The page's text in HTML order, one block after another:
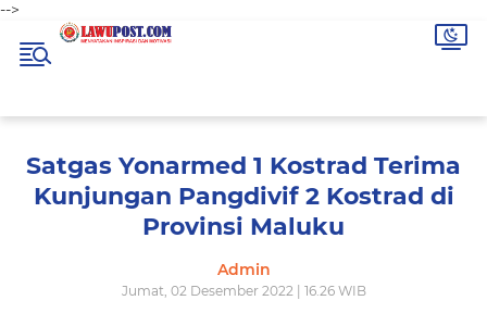
-->
Satgas Yonarmed 1 Kostrad Terima
Kunjungan Pangdivif 2 Kostrad di
Provinsi Maluku
Admin
Jumat, 02 Desember 2022 | 16.26 WIB